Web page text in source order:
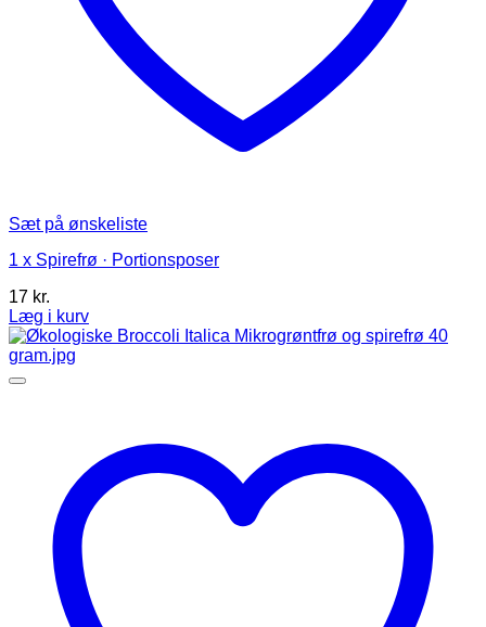
Sæt på ønskeliste
1 x Spirefrø · Portionsposer
17 kr.
Læg i kurv
Dette
vare
har
varesiden